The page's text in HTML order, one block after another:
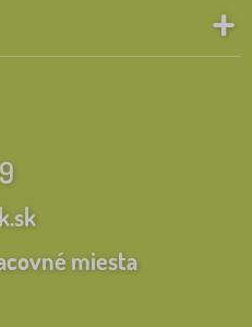
miesta